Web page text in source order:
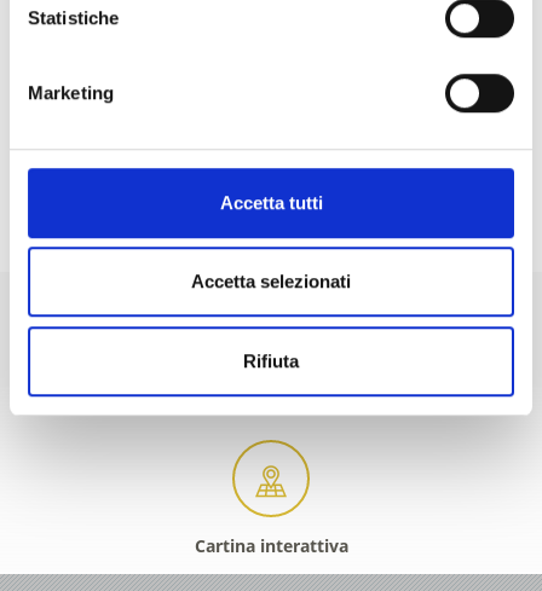
Statistiche
Marketing
Accetta tutti
Accetta selezionati
Rifiuta
+39 0473 73 01 55 info@silandro-lasa.it
Cartina interattiva